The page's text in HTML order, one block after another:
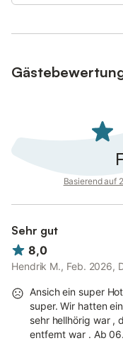
Check-in: 14:00 Uhr;
Frühstück: Täglich von
Kinder bis 6 Jahre
Minibar: Unsere Gäste
Haus-Minibar mit
uns ein exklusive
extra. Es sind zwei (2)
Parkplatz: Gäste
E-Lade-Säule: Direkt
Elektroladesäule zum
Fahrradparkhaus:
Basierend auf
Sehr gut
8,0
Hendrik M., Feb. 2026,
Ansich ein super
super. Wir hatten
sehr hellhörig war ,
entfernt war . Ab